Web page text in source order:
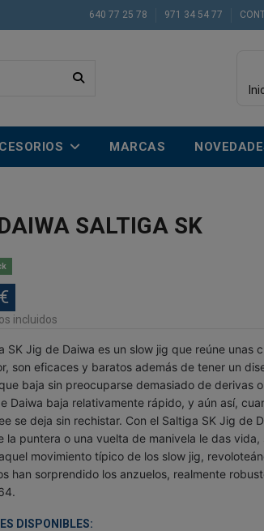
640 77 25 78 971 34 54 77
MARCAS
SALTIGA SK
incluidos
SK Jig de Daiwa es un slow jig que reúne unas
son eficaces y baratos además de tener un
baja sin preocuparse demasiado de derivas
Daiwa baja relativamente rápido, y aún así,
se deja sin rechistar. Con el Saltiga SK Jig de
la puntera o una vuelta de manivela le das
movimiento típico de los slow jig,
han sorprendido los anzuelos, realmente
DISPONIBLES: